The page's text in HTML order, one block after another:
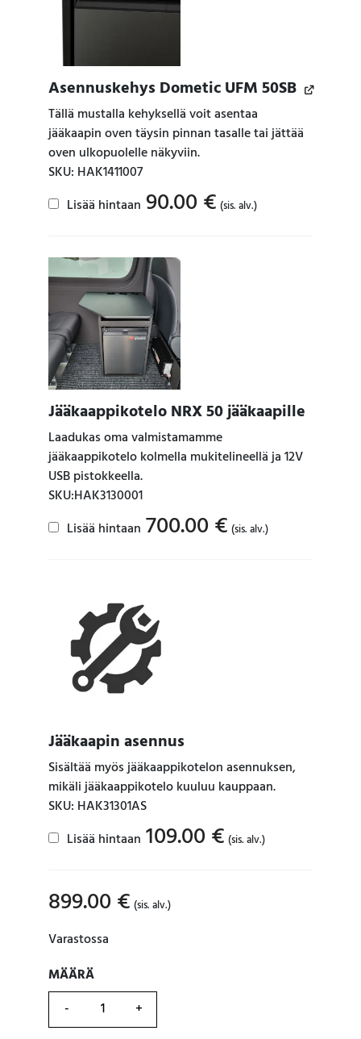
Asennuskehys Dometic UFM 50SB
Tällä mustalla kehyksellä voit asentaa
jääkaapin oven täysin pinnan tasalle tai jättää
oven ulkopuolelle näkyviin.
SKU: HAK1411007
Lisää hintaan 90.00 € (sis. alv.)
Jääkaappikotelo NRX 50 jääkaapille
Laadukas oma valmistamamme
jääkaappikotelo kolmella mukitelineellä ja 12V
USB pistokkeella.
SKU:HAK3130001
Lisää hintaan 700.00 € (sis. alv.)
Jääkaapin asennus
Sisältää myös jääkaappikotelon asennuksen,
mikäli jääkaappikotelo kuuluu kauppaan.
SKU: HAK31301AS
Lisää hintaan 109.00 € (sis. alv.)
899.00 € (sis. alv.)
Varastossa
MÄÄRÄ
MÄÄRÄ